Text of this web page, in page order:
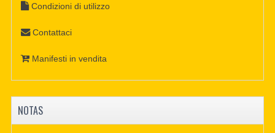
Condizioni di utilizzo
Contattaci
Manifesti in vendita
NOTAS